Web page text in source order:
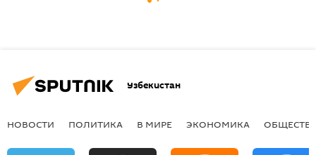
Узбекистан
НОВОСТИ ПОЛИТИКА В МИРЕ ЭКОНОМИКА